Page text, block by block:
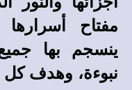
مفتاح أسرارها
ينسجم بها
نبوءة، وهدف